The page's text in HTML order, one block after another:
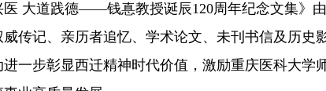
医 大道践德——钱惪教授诞辰120周年纪念文集》
传记、亲历者追忆、学术论文、未刊书信及历史
一步彰显西迁精神时代价值，激励重庆医科大学